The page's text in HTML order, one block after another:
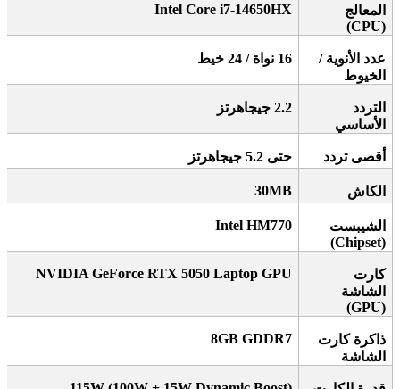
المعالج
(CPU)
Intel Core i7-14650HX
عدد الأنوية /
الخيوط
16 نواة / 24 خيط
التردد
الأساسي
2.2 جيجاهرتز
أقصى تردد حتى 5.2 جيجاهرتز
الكاش 30MB
الشيبست
(Chipset)
Intel HM770
كارت
الشاشة
(GPU)
NVIDIA GeForce RTX 5050 Laptop GPU
ذاكرة كارت
الشاشة
8GB GDDR7